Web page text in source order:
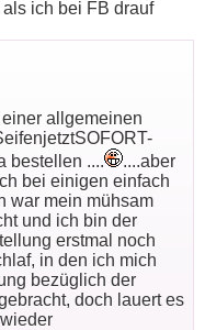
ich bei FB drauf
allgemeinen
bestellen ....
....aber
bei einigen einfach
war mein mühsam
und ich bin der
erstmal noch
in den ich mich
bezüglich der
doch lauert es